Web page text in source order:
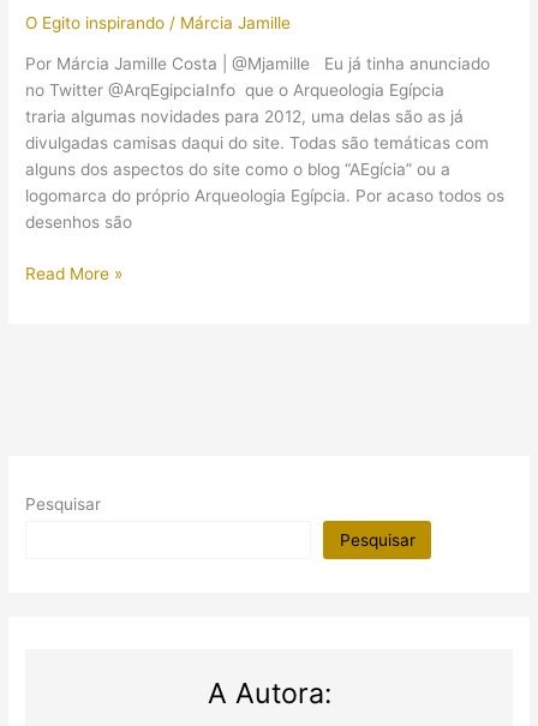
O Egito inspirando / Márcia Jamille
Por Márcia Jamille Costa | @Mjamille Eu já tinha anunciado
no Twitter @ArqEgipciaInfo que o Arqueologia Egípcia
traria algumas novidades para 2012, uma delas são as já
divulgadas camisas daqui do site. Todas são temáticas com
alguns dos aspectos do site como o blog “AEgícia” ou a
logomarca do próprio Arqueologia Egípcia. Por acaso todos os
desenhos são
Camisetas
Read More »
Pesquisar
Pesquisar
A Autora: